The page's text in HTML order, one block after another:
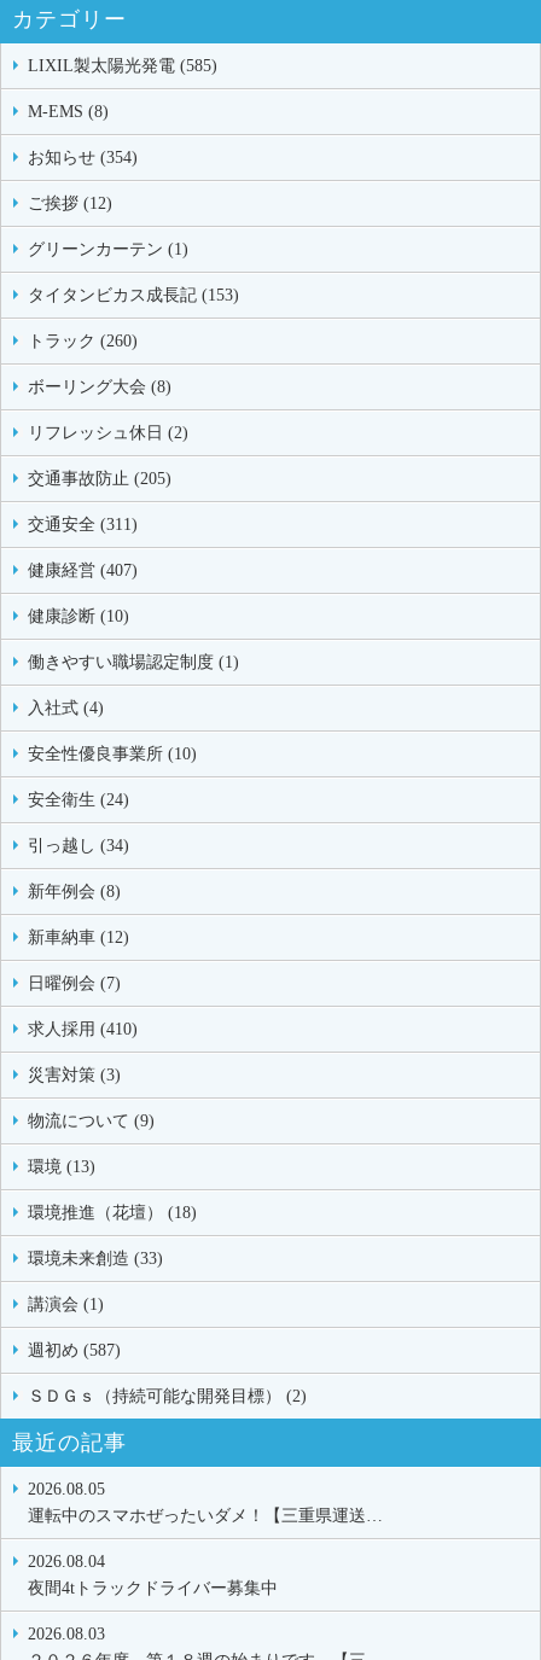
カテゴリー
LIXIL製太陽光発電 (585)
M-EMS (8)
お知らせ (354)
ご挨拶 (12)
グリーンカーテン (1)
タイタンビカス成長記 (153)
トラック (260)
ボーリング大会 (8)
リフレッシュ休日 (2)
交通事故防止 (205)
交通安全 (311)
健康経営 (407)
健康診断 (10)
働きやすい職場認定制度 (1)
入社式 (4)
安全性優良事業所 (10)
安全衛生 (24)
引っ越し (34)
新年例会 (8)
新車納車 (12)
日曜例会 (7)
求人採用 (410)
災害対策 (3)
物流について (9)
環境 (13)
環境推進（花壇） (18)
環境未来創造 (33)
講演会 (1)
週初め (587)
ＳＤＧｓ（持続可能な開発目標） (2)
最近の記事
2026.08.05
運転中のスマホぜったいダメ！【三重県運送…
2026.08.04
夜間4tトラックドライバー募集中
2026.08.03